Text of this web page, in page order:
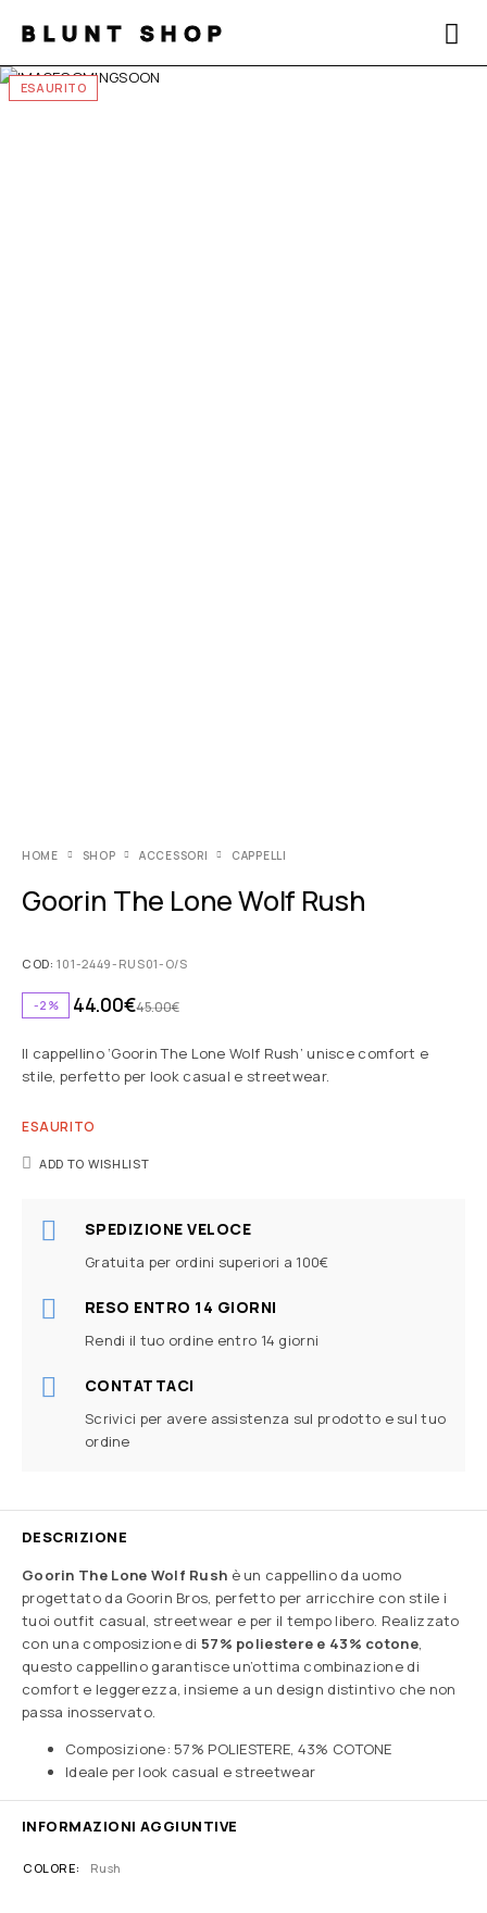
BLUNT SHOP
ESAURITO
HOME SHOP ACCESSORI CAPPELLI
Goorin The Lone Wolf Rush
COD:101-2449-RUS01-O/S
-2% 45.00€
44.00€
Il cappellino ‘Goorin The Lone Wolf Rush’ unisce comfort e
stile, perfetto per look casual e streetwear.
ESAURITO
ADD TO WISHLIST
SPEDIZIONE VELOCE
Gratuita per ordini superiori a 100€
RESO ENTRO 14 GIORNI
Rendi il tuo ordine entro 14 giorni
CONTATTACI
Scrivici per avere assistenza sul prodotto e sul tuo
ordine
DESCRIZIONE
Goorin The Lone Wolf Rush è un cappellino da uomo
progettato da Goorin Bros, perfetto per arricchire con stile i
tuoi outfit casual, streetwear e per il tempo libero. Realizzato
con una composizione di57% poliestere e 43% cotone,
questo cappellino garantisce un’ottima combinazione di
comfort e leggerezza, insieme a un design distintivo che non
passa inosservato.
Composizione: 57% POLIESTERE, 43% COTONE
Ideale per look casual e streetwear
INFORMAZIONI AGGIUNTIVE
COLORE Rush